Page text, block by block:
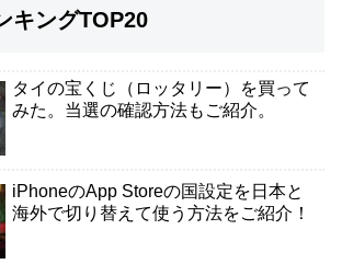
キングTOP20
タイの宝くじ（ロッタリー）を買って
みた。当選の確認方法もご紹介。
iPhoneのApp Storeの国設定を日本と
海外で切り替えて使う方法をご紹介！